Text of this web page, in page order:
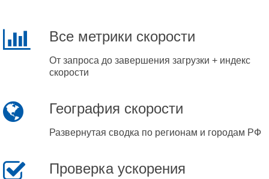
Все метрики скорости
От запроса до завершения загрузки + индекс
скорости
География скорости
Развернутая сводка по регионам и городам РФ
Проверка ускорения